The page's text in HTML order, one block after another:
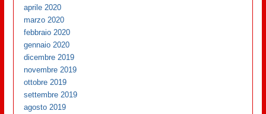
aprile 2020
marzo 2020
febbraio 2020
gennaio 2020
dicembre 2019
novembre 2019
ottobre 2019
settembre 2019
agosto 2019